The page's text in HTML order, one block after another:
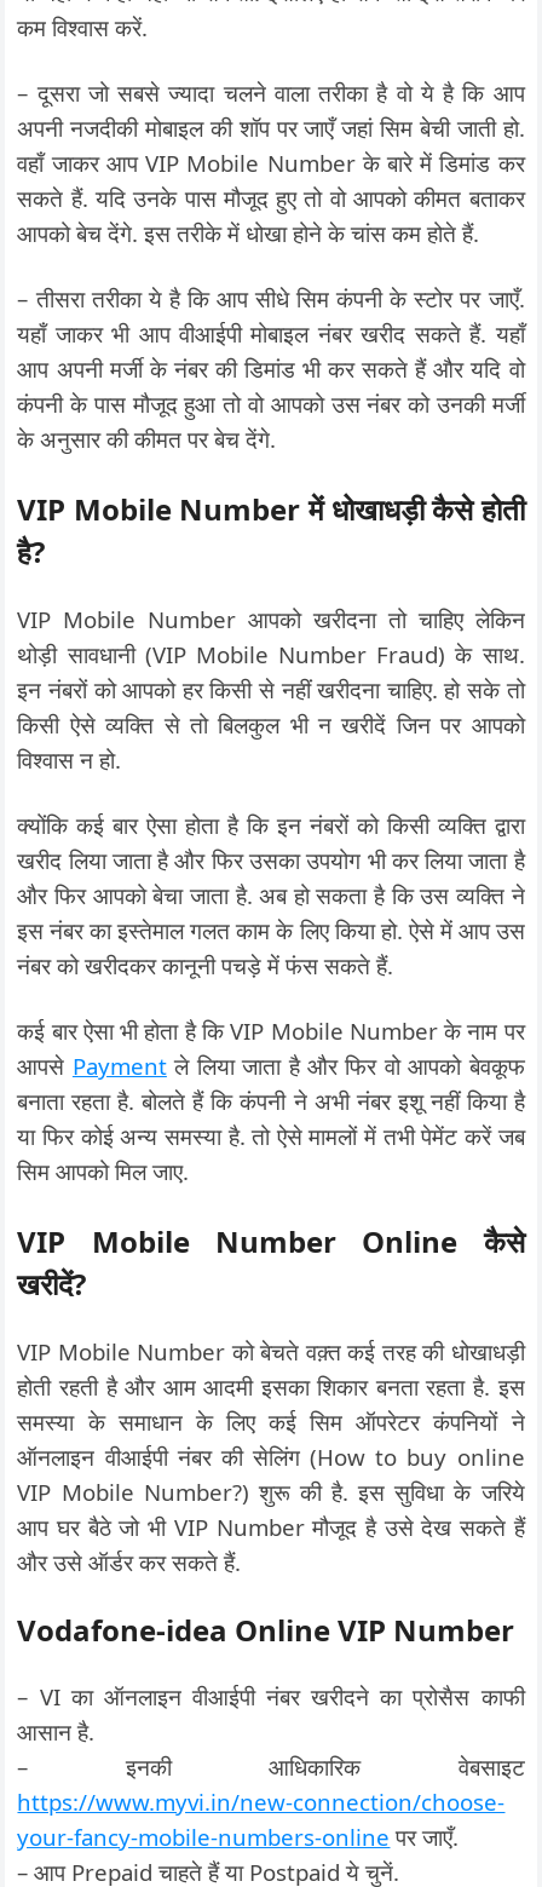
कम विश्वास करें.
– दूसरा जो सबसे ज्यादा चलने वाला तरीका है वो ये है कि आप
अपनी नजदीकी मोबाइल की शॉप पर जाएँ जहां सिम बेची जाती हो.
वहाँ जाकर आप VIP Mobile Number के बारे में डिमांड कर
सकते हैं. यदि उनके पास मौजूद हुए तो वो आपको कीमत बताकर
आपको बेच देंगे. इस तरीके में धोखा होने के चांस कम होते हैं.
– तीसरा तरीका ये है कि आप सीधे सिम कंपनी के स्टोर पर जाएँ.
यहाँ जाकर भी आप वीआईपी मोबाइल नंबर खरीद सकते हैं. यहाँ
आप अपनी मर्जी के नंबर की डिमांड भी कर सकते हैं और यदि वो
कंपनी के पास मौजूद हुआ तो वो आपको उस नंबर को उनकी मर्जी
के अनुसार की कीमत पर बेच देंगे.
VIP Mobile Number में धोखाधड़ी कैसे होती
है?
VIP Mobile Number आपको खरीदना तो चाहिए लेकिन
थोड़ी सावधानी (VIP Mobile Number Fraud) के साथ.
इन नंबरों को आपको हर किसी से नहीं खरीदना चाहिए. हो सके तो
किसी ऐसे व्यक्ति से तो बिलकुल भी न खरीदें जिन पर आपको
विश्वास न हो.
क्योंकि कई बार ऐसा होता है कि इन नंबरों को किसी व्यक्ति द्वारा
खरीद लिया जाता है और फिर उसका उपयोग भी कर लिया जाता है
और फिर आपको बेचा जाता है. अब हो सकता है कि उस व्यक्ति ने
इस नंबर का इस्तेमाल गलत काम के लिए किया हो. ऐसे में आप उस
नंबर को खरीदकर कानूनी पचड़े में फंस सकते हैं.
कई बार ऐसा भी होता है कि VIP Mobile Number के नाम पर
आपसे Paymentले लिया जाता है और फिर वो आपको बेवकूफ
बनाता रहता है. बोलते हैं कि कंपनी ने अभी नंबर इशू नहीं किया है
या फिर कोई अन्य समस्या है. तो ऐसे मामलों में तभी पेमेंट करें जब
सिम आपको मिल जाए.
VIP Mobile Number Online कैसे
खरीदें?
VIP Mobile Number को बेचते वक़्त कई तरह की धोखाधड़ी
होती रहती है और आम आदमी इसका शिकार बनता रहता है. इस
समस्या के समाधान के लिए कई सिम ऑपरेटर कंपनियों ने
ऑनलाइन वीआईपी नंबर की सेलिंग (How to buy online
VIP Mobile Number?) शुरू की है. इस सुविधा के जरिये
आप घर बैठे जो भी VIP Number मौजूद है उसे देख सकते हैं
और उसे ऑर्डर कर सकते हैं.
Vodafone-idea Online VIP Number
– VI का ऑनलाइन वीआईपी नंबर खरीदने का प्रोसैस काफी
आसान है.
– इनकी आधिकारिक वेबसाइट
https://www.myvi.in/new-connection/choose-
your-fancy-mobile-numbers-online पर जाएँ.
– आप Prepaid चाहते हैं या Postpaid ये चुनें.